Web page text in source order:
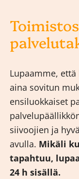
Lupaamme,
aina sovitun
ensiluokkaiset
siivoojien ja
avulla. Mikäli
tapahtuu,
24 h sisällä.